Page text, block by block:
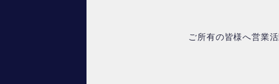
ご所有の皆様へ営業